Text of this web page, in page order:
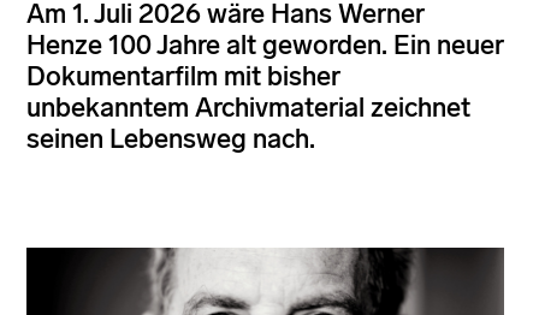
Am 1. Juli 2026 wäre Hans Werner
Henze 100 Jahre alt geworden. Ein neuer
Dokumentarfilm mit bisher
unbekanntem Archivmaterial zeichnet
seinen Lebensweg nach.